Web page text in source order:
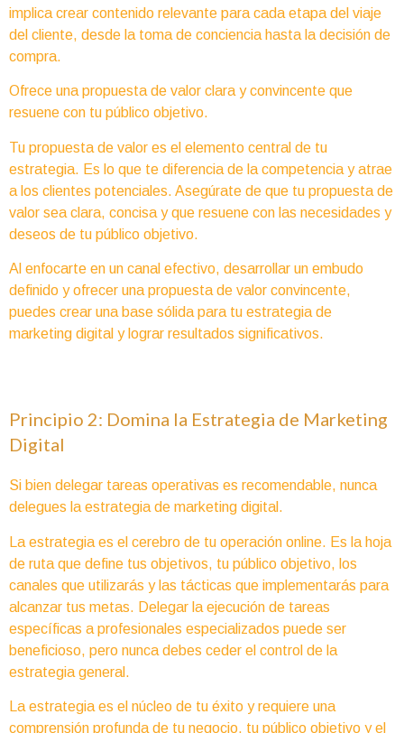
implica crear contenido relevante para cada etapa del viaje
del cliente, desde la toma de conciencia hasta la decisión de
compra.
Ofrece una propuesta de valor clara y convincente que
resuene con tu público objetivo.
Tu propuesta de valor es el elemento central de tu
estrategia. Es lo que te diferencia de la competencia y atrae
a los clientes potenciales. Asegúrate de que tu propuesta de
valor sea clara, concisa y que resuene con las necesidades y
deseos de tu público objetivo.
Al enfocarte en un canal efectivo, desarrollar un embudo
definido y ofrecer una propuesta de valor convincente,
puedes crear una base sólida para tu estrategia de
marketing digital y lograr resultados significativos.
Principio 2: Domina la Estrategia de Marketing
Digital
Si bien delegar tareas operativas es recomendable, nunca
delegues la estrategia de marketing digital.
La estrategia es el cerebro de tu operación online. Es la hoja
de ruta que define tus objetivos, tu público objetivo, los
canales que utilizarás y las tácticas que implementarás para
alcanzar tus metas. Delegar la ejecución de tareas
específicas a profesionales especializados puede ser
beneficioso, pero nunca debes ceder el control de la
estrategia general.
La estrategia es el núcleo de tu éxito y requiere una
comprensión profunda de tu negocio, tu público objetivo y el